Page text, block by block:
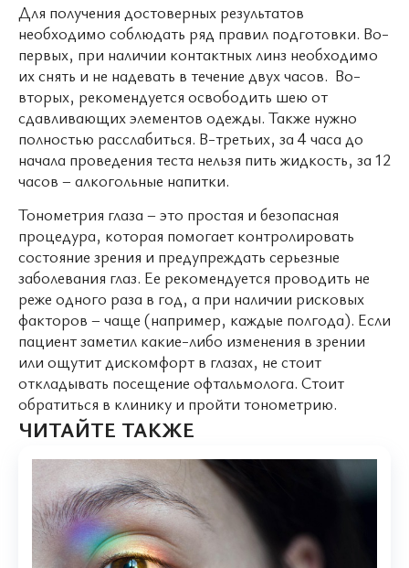
Для получения достоверных результатов
необходимо соблюдать ряд правил подготовки. Во-
первых, при наличии контактных линз необходимо
их снять и не надевать в течение двух часов. Во-
вторых, рекомендуется освободить шею от
сдавливающих элементов одежды. Также нужно
полностью расслабиться. В-третьих, за 4 часа до
начала проведения теста нельзя пить жидкость, за 12
часов – алкогольные напитки.
Тонометрия глаза – это простая и безопасная
процедура, которая помогает контролировать
состояние зрения и предупреждать серьезные
заболевания глаз. Ее рекомендуется проводить не
реже одного раза в год, а при наличии рисковых
факторов – чаще (например, каждые полгода). Если
пациент заметил какие-либо изменения в зрении
или ощутит дискомфорт в глазах, не стоит
откладывать посещение офтальмолога. Стоит
обратиться в клинику и пройти тонометрию.
ЧИТАЙТЕ ТАКЖЕ